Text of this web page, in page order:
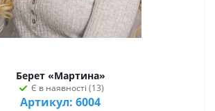
Берет «Мартина»
Є в наявності (13)
Артикул: 6004